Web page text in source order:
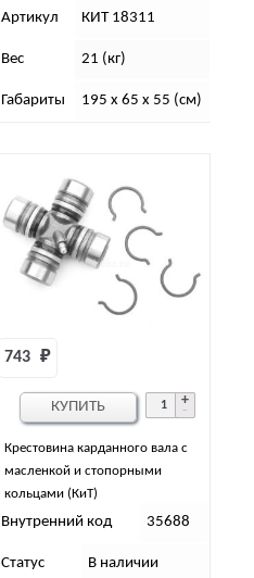
Артикул КИТ 18311
Вес 21 (кг)
Габариты 195 x 65 x 55 (см)
Крестовина карданного вала с
масленкой и стопорными
кольцами (КиТ)
743 ₽
Внутренний код 35688
Статус В наличии
КУПИТЬ